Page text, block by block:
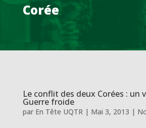
Corée
Le conflit des deux Corées : un
Guerre froide
par En Tête UQTR| Mai 3, 2013 |